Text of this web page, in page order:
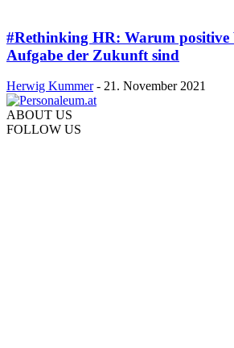
#Rethinking HR: Warum positive
Aufgabe der Zukunft sind
Herwig Kummer - 21. November 2021
ABOUT US
FOLLOW US